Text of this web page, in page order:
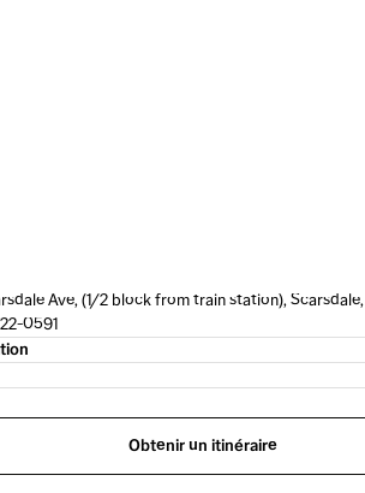
Ave, (1/2 block from train station), Scarsdale,
0591
Obtenir un itinéraire